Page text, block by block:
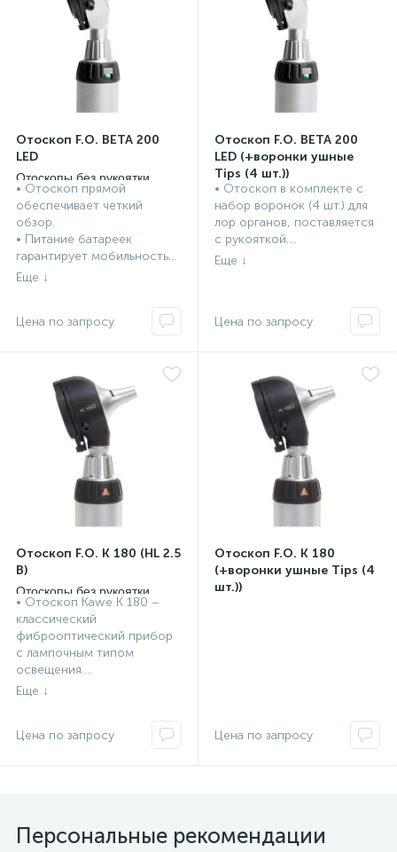
Отоскоп F.O. BETA 200
LED
Отоскопы без рукоятки
Heine, Германия
• Отоскоп прямой
обеспечивает четкий
обзор.
• Питание батареек
гарантирует мобильность...
Отоскоп F.O. BETA 200
LED (+воронки ушные
Tips (4 шт.))
Отоскопы без рукоятки
Heine, Германия
• Отоскоп в комплекте с
набор воронок (4 шт.) для
лор органов, поставляется
с рукояткой....
Отоскоп F.O. К 180 (HL 2.5
В)
Отоскопы без рукоятки
Heine, Германия
• Отоскоп Kawe К 180 –
классический
фиброоптический прибор
с лампочным типом
освещения....
Отоскоп F.O. К 180
(+воронки ушные Tips (4
шт.))
Персональные рекомендации